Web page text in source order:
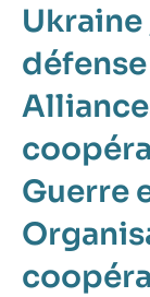
Ukraine
Guerre